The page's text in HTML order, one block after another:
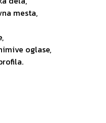
mesta,
oglase,